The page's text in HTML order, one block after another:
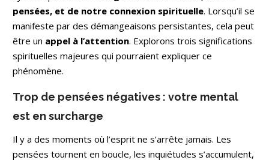
pensées, et de notre connexion spirituelle. Lorsqu’il se
manifeste par des démangeaisons persistantes, cela peut
être un appel à l’attention. Explorons trois significations
spirituelles majeures qui pourraient expliquer ce
phénomène.
Trop de pensées négatives : votre mental
est en surcharge
Il y a des moments où l’esprit ne s’arrête jamais. Les
pensées tournent en boucle, les inquiétudes s’accumulent,